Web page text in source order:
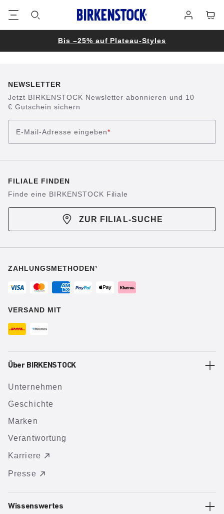
Bis –25% auf Plateau-Styles
NEWSLETTER
Jetzt BIRKENSTOCK Newsletter abonnieren und 10
€ Gutschein sichern
E-Mail-Adresse eingeben*
FILIALE FINDEN
Finde eine BIRKENSTOCK Filiale
ZUR FILIAL-SUCHE
ZAHLUNGSMETHODEN¹
VERSAND MIT
Über BIRKENSTOCK
Unternehmen
Geschichte
Marken
Verantwortung
Karriere
Presse
Wissenswertes